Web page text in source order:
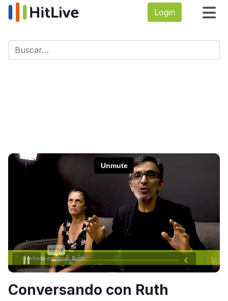
Login
Buscar
Conversando con Ruth